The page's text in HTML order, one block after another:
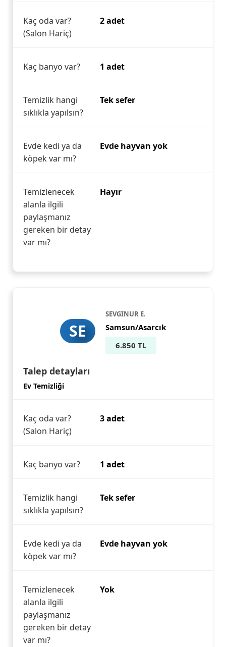
Kaç oda var?
(Salon Hariç)
2 adet
Kaç banyo var? 1 adet
Temizlik hangi
sıklıkla yapılsın?
Tek sefer
Evde kedi ya da
köpek var mı?
Evde hayvan yok
Temizlenecek
alanla ilgili
paylaşmanız
gereken bir detay
var mı?
Hayır
SE
SEVGINUR E.
Samsun/Asarcık
6.850 TL
Talep detayları
Ev Temizliği
Kaç oda var?
(Salon Hariç)
3 adet
Kaç banyo var? 1 adet
Temizlik hangi
sıklıkla yapılsın?
Tek sefer
Evde kedi ya da
köpek var mı?
Evde hayvan yok
Temizlenecek
alanla ilgili
paylaşmanız
gereken bir detay
var mı?
Yok